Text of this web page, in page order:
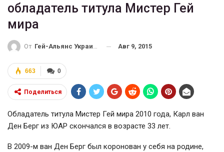
обладатель титула Мистер Гей
мира
От Гей-Альянс Украина Авг 9, 2015
0
663
Поделиться
Обладатель титула Мистер Гей мира 2010 года, Карл ван
Ден Берг из ЮАР скончался в возрасте 33 лет.
В 2009-м ван Ден Берг был коронован у себя на родине,